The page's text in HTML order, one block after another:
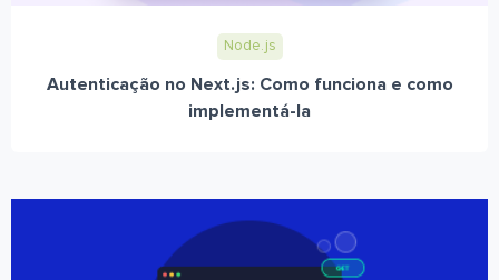
Node.js
Autenticação no Next.js: Como funciona e como
implementá-la